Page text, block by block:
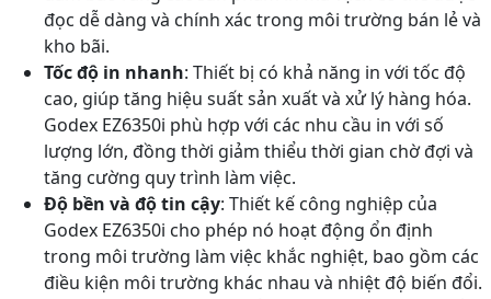
đọc dễ dàng và chính xác trong môi trường bán lẻ và
kho bãi.
Tốc độ in nhanh: Thiết bị có khả năng in với tốc độ
cao, giúp tăng hiệu suất sản xuất và xử lý hàng hóa.
Godex EZ6350i phù hợp với các nhu cầu in với số
lượng lớn, đồng thời giảm thiểu thời gian chờ đợi và
tăng cường quy trình làm việc.
Độ bền và độ tin cậy: Thiết kế công nghiệp của
Godex EZ6350i cho phép nó hoạt động ổn định
trong môi trường làm việc khắc nghiệt, bao gồm các
điều kiện môi trường khác nhau và nhiệt độ biến đổi.